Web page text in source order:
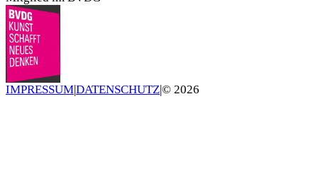
IMPRESSUM|DATENSCHUTZ|© 2026